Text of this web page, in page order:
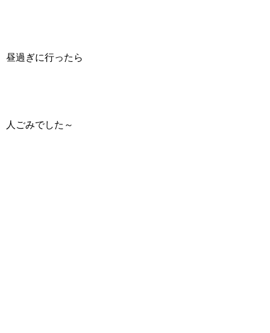
昼過ぎに行ったら
人ごみでした～